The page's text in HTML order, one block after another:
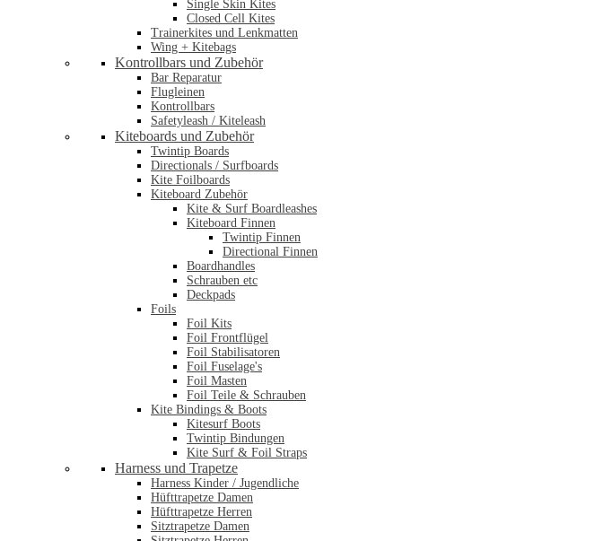
Single Skin Kites
Closed Cell Kites
Trainerkites und Lenkmatten
Wing + Kitebags
Kontrollbars und Zubehör
Bar Reparatur
Flugleinen
Kontrollbars
Safetyleash / Kiteleash
Kiteboards und Zubehör
Twintip Boards
Directionals / Surfboards
Kite Foilboards
Kiteboard Zubehör
Kite & Surf Boardleashes
Kiteboard Finnen
Twintip Finnen
Directional Finnen
Boardhandles
Schrauben etc
Deckpads
Foils
Foil Kits
Foil Frontflügel
Foil Stabilisatoren
Foil Fuselage's
Foil Masten
Foil Teile & Schrauben
Kite Bindings & Boots
Kitesurf Boots
Twintip Bindungen
Kite Surf & Foil Straps
Harness und Trapetze
Harness Kinder / Jugendliche
Hüfttrapetze Damen
Hüfttrapetze Herren
Sitztrapetze Damen